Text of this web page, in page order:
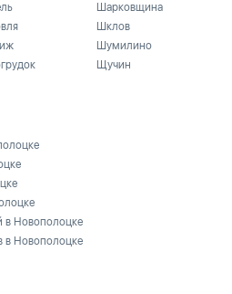
Шарковщина
Шклов
Шумилино
Щучин
в Новополоцке
в Новополоцке